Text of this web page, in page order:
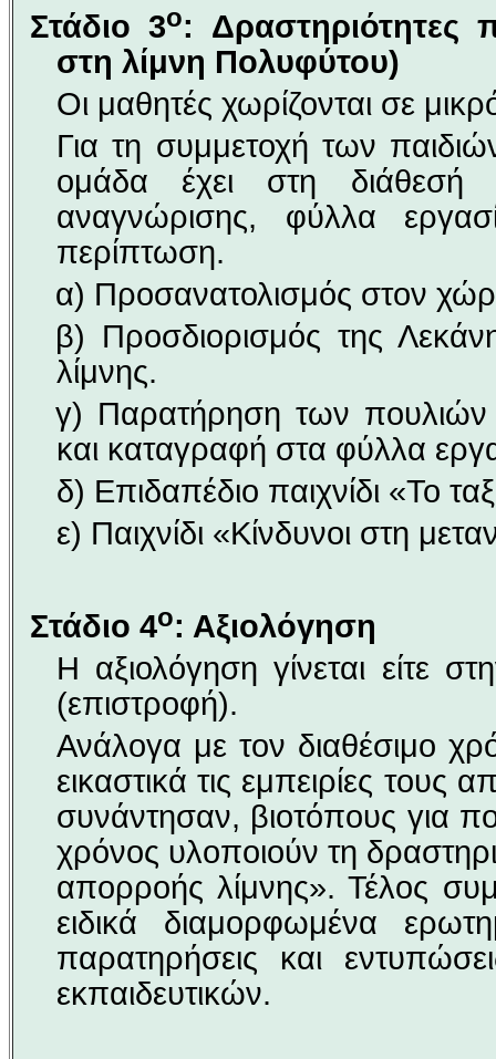
Στάδιο 3ο: Δραστηριότητες
στη λίμνη Πολυφύτου)
Οι μαθητές χωρίζονται σε
Για τη συμμετοχή των
ομάδα έχει στη διάθεσή
αναγνώρισης, φύλλα
περίπτωση.
α) Προσανατολισμός στον
β) Προσδιορισμός της
λίμνης.
γ) Παρατήρηση των πουλιών
και καταγραφή στα φύλλα
δ) Επιδαπέδιο παιχνίδι «Το
ε) Παιχνίδι «Κίνδυνοι στη
Στάδιο 4ο: Αξιολόγηση
Η αξιολόγηση γίνεται είτε
(επιστροφή).
Ανάλογα με τον διαθέσιμο
εικαστικά τις εμπειρίες
συνάντησαν, βιοτόπους για
χρόνος υλοποιούν τη
απορροής λίμνης». Τέλος
ειδικά διαμορφωμένα
παρατηρήσεις και
εκπαιδευτικών.